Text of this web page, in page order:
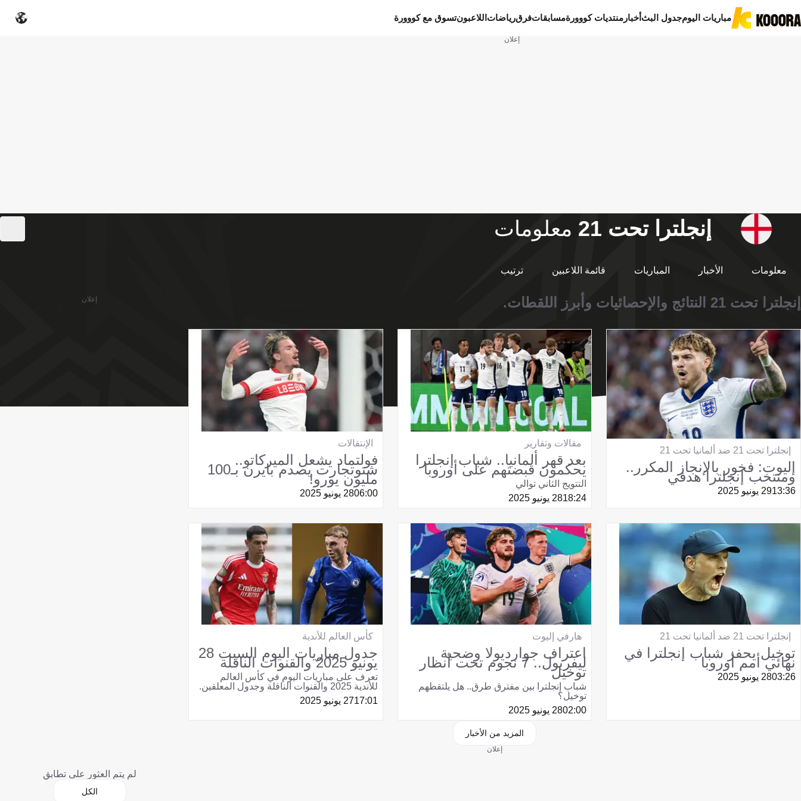
مباريات اليومجدول البثأخبار منتديات كووورةمسابقاتفرقرياضات اللاعبونتسوق مع كووورة
إعلان
إنجلترا تحت 21 معلومات
معلومات الأخبار المباريات قائمة اللاعبين ترتيب
إنجلترا تحت 21 النتائج والإحصائيات وأبرز اللقطات.
إنجلترا تحت 21 ضد ألمانيا تحت 21
إليوت: فخور بالإنجاز المكرر..
ومنتخب إنجلترا هدفي
13:3629 يونيو 2025
مقالات وتقارير
بعد قهر ألمانيا.. شباب إنجلترا
يحكمون قبضتهم على أوروبا
التتويج الثاني توالي
18:2428 يونيو 2025
الإنتقالات
فولتماد يشعل الميركاتو..
شتوتجارت يصدم بايرن بـ100
مليون يورو!
06:0028 يونيو 2025
إنجلترا تحت 21 ضد ألمانيا تحت 21
توخيل يحفز شباب إنجلترا في
نهائي أمم أوروبا
03:2628 يونيو 2025
هارفي إليوت
اعتراف جوارديولا وضحية
ليفربول.. 7 نجوم تحت أنظار
توخيل
شباب إنجلترا بين مفترق طرق.. هل يلتقطهم
توخيل؟
02:0028 يونيو 2025
كأس العالم للأندية
جدول مباريات اليوم السبت 28
يونيو 2025 والقنوات الناقلة
تعرف على مباريات اليوم في كأس العالم
للأندية 2025 والقنوات الناقلة وجدول المعلقين.
17:0127 يونيو 2025
المزيد من الأخبار
إعلان
إعلان
لم يتم العثور على تطابق
الكل